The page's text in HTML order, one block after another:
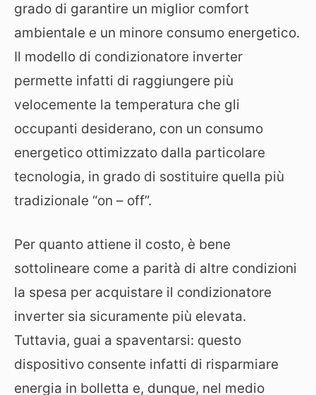
grado di garantire un miglior comfort
ambientale e un minore consumo energetico.
Il modello di condizionatore inverter
permette infatti di raggiungere più
velocemente la temperatura che gli
occupanti desiderano, con un consumo
energetico ottimizzato dalla particolare
tecnologia, in grado di sostituire quella più
tradizionale “on – off”.
Per quanto attiene il costo, è bene
sottolineare come a parità di altre condizioni
la spesa per acquistare il condizionatore
inverter sia sicuramente più elevata.
Tuttavia, guai a spaventarsi: questo
dispositivo consente infatti di risparmiare
energia in bolletta e, dunque, nel medio